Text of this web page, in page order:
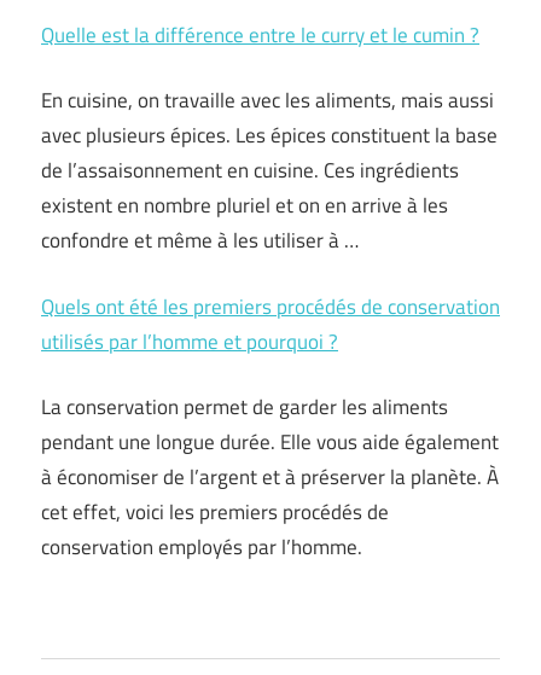
Quelle est la différence entre le curry et le cumin ?
En cuisine, on travaille avec les aliments, mais aussi
avec plusieurs épices. Les épices constituent la base
de l’assaisonnement en cuisine. Ces ingrédients
existent en nombre pluriel et on en arrive à les
confondre et même à les utiliser à …
Quels ont été les premiers procédés de conservation
utilisés par l’homme et pourquoi ?
La conservation permet de garder les aliments
pendant une longue durée. Elle vous aide également
à économiser de l’argent et à préserver la planète. À
cet effet, voici les premiers procédés de
conservation employés par l’homme.